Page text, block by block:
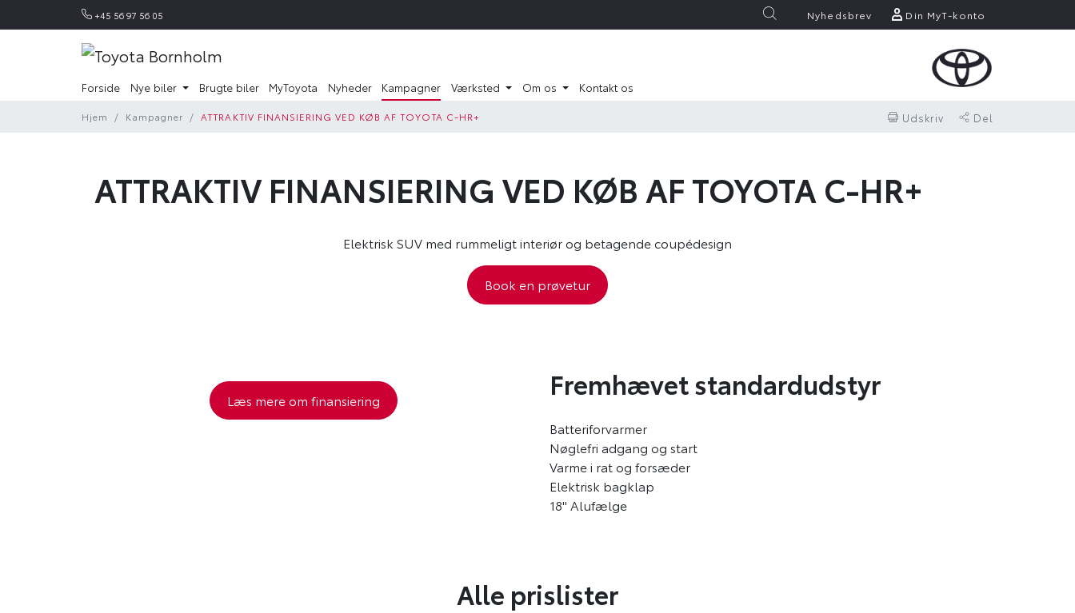
+45 56 97 56 05 Nyhedsbrev Din MyT-konto
Forside Nye biler Brugte biler MyToyota Nyheder Kampagner Værksted Om os Kontakt os
Hjem Kampagner ATTRAKTIV FINANSIERING VED KØB AF TOYOTA C-HR+ Udskriv Del
ATTRAKTIV FINANSIERING VED KØB AF TOYOTA C-HR+
Elektrisk SUV med rummeligt interiør og betagende coupédesign
Book en prøvetur
Læs mere om finansiering Fremhævet standardudstyr
Batteriforvarmer
Nøglefri adgang og start
Varme i rat og forsæder
Elektrisk bagklap
18" Alufælge
Alle prislister